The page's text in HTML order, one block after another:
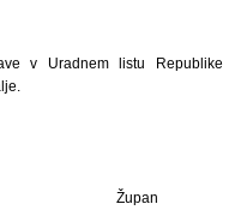
v Uradnem listu Republike
Župan